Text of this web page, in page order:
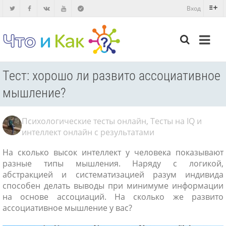
Вход
Тест: хорошо ли развито ассоциативное
мышление?
Психологические тесты онлайн,Тесты на IQ и
интеллект онлайн с результатами
На сколько высок интеллект у человека показывают
разные типы мышления. Наряду с логикой,
абстракцией и систематизацией разум индивида
способен делать выводы при минимуме информации
на основе ассоциаций. На сколько же развито
ассоциативное мышление у вас?